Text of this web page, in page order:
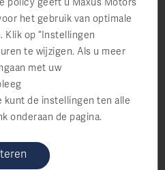
met u opnemen kan
voor
blijven van nieuws
Maxus
het gebruik van optimale
Klik op “Instellingen
te wijzigen. Als u meer
met uw
kunt de instellingen ten alle
onderaan de pagina.